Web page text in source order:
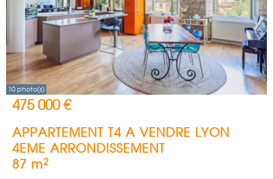
10 photo(s)
475 000 €
APPARTEMENT T4 A VENDRE LYON
4EME ARRONDISSEMENT
87 m2